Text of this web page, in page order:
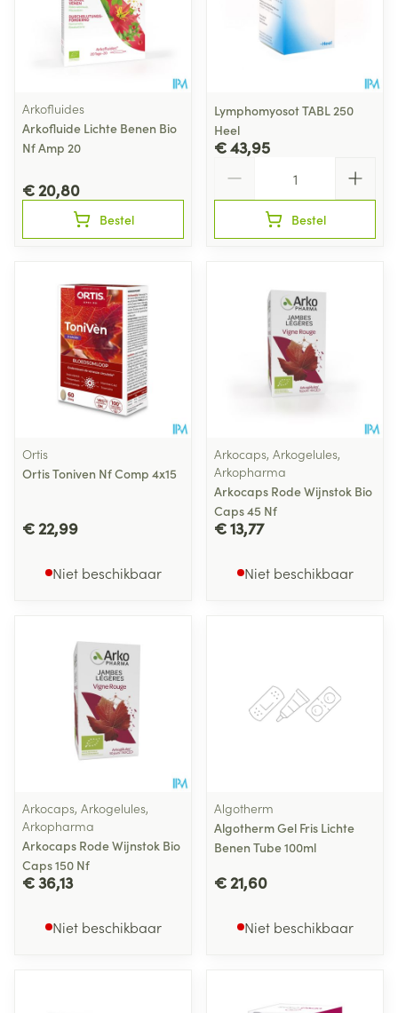
Arkofluides
Arkofluide Lichte Benen Bio
Nf Amp 20
€ 20,80
Bestel
Lymphomyosot TABL 250
Heel
€ 43,95
Bestel
Ortis
Ortis Toniven Nf Comp 4x15
€ 22,99
Niet beschikbaar
Arkocaps, Arkogelules,
Arkopharma
Arkocaps Rode Wijnstok Bio
Caps 45 Nf
€ 13,77
Niet beschikbaar
Arkocaps, Arkogelules,
Arkopharma
Arkocaps Rode Wijnstok Bio
Caps 150 Nf
€ 36,13
Niet beschikbaar
Algotherm
Algotherm Gel Fris Lichte
Benen Tube 100ml
€ 21,60
Niet beschikbaar